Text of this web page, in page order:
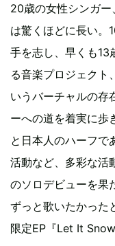
20歳の女性シンガ
は驚くほどに長い。
手を志し、早くも13
る音楽プロジェクト
いうバーチャルの存
ーへの道を着実に歩
と日本人のハーフで
活動など、多彩な活
のソロデビューを果
ずっと歌いたかった
限定EP『Let It